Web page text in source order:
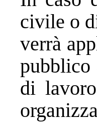
civile o
verrà
pubblico
di